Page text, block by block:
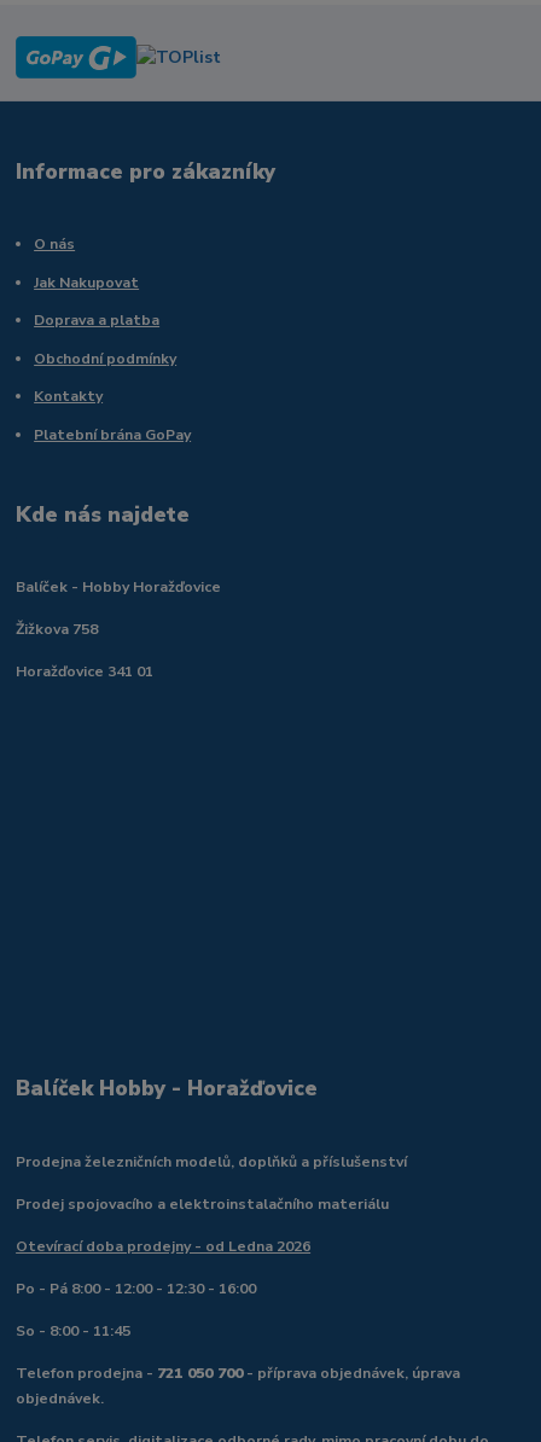
Informace pro zákazníky
O nás
Jak Nakupovat
Doprava a platba
Obchodní podmínky
Kontakty
Platební brána GoPay
Kde nás najdete
Balíček - Hobby Horažďovice
Žižkova 758
Horažďovice 341 01
Balíček Hobby - Horažďovice
Prodejna železničních modelů, doplňků a příslušenství
Prodej spojovacího a elektroinstalačního materiálu
Otevírací doba prodejny - od Ledna 2026
Po - Pá 8:00 - 12:00 - 12:30 - 16:00
So - 8:00 - 11:45
Telefon prodejna - 721 050 700- příprava objednávek, úprava
objednávek.